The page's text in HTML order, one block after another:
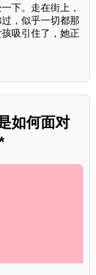
下。走在街上，
，似乎一切都那
吸引住了，她正
如何面对